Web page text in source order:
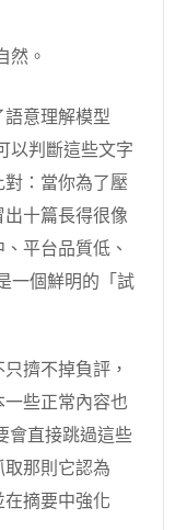
然。
意理解模型
以判斷這些文字
：當你為了壓
十篇長得很像
平台品質低、
一個鮮明的「試
擠不掉負評，
些正常內容也
會直接跳過這些
那則它認為
在摘要中強化